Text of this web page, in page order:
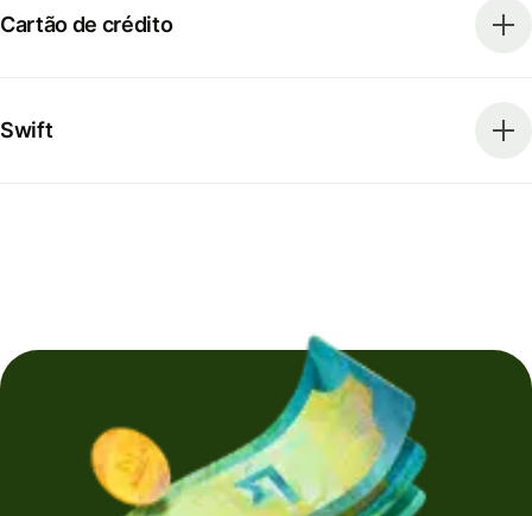
Cartão de crédito
Swift